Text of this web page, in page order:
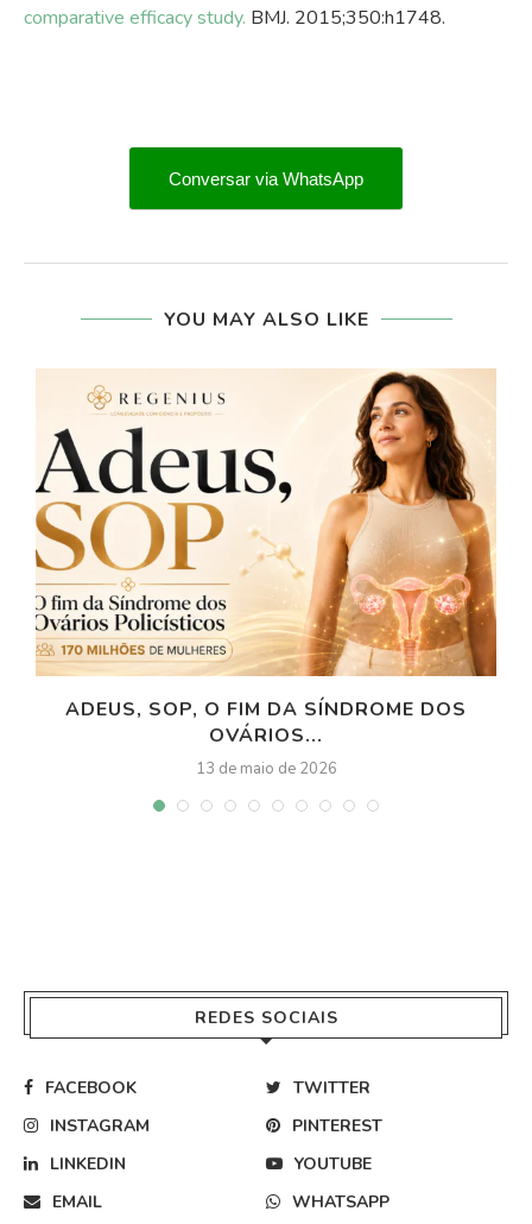
comparative efficacy study. BMJ. 2015;350:h1748.
Conversar via WhatsApp
YOU MAY ALSO LIKE
ADEUS, SOP, O FIM DA SÍNDROME DOS
OVÁRIOS...
13 de maio de 2026
REDES SOCIAIS
FACEBOOK
TWITTER
INSTAGRAM
PINTEREST
LINKEDIN
YOUTUBE
EMAIL
WHATSAPP